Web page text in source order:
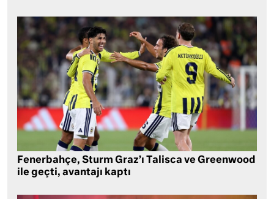
Fenerbahçe, Sturm Graz’ı Talisca ve Greenwood
ile geçti, avantajı kaptı